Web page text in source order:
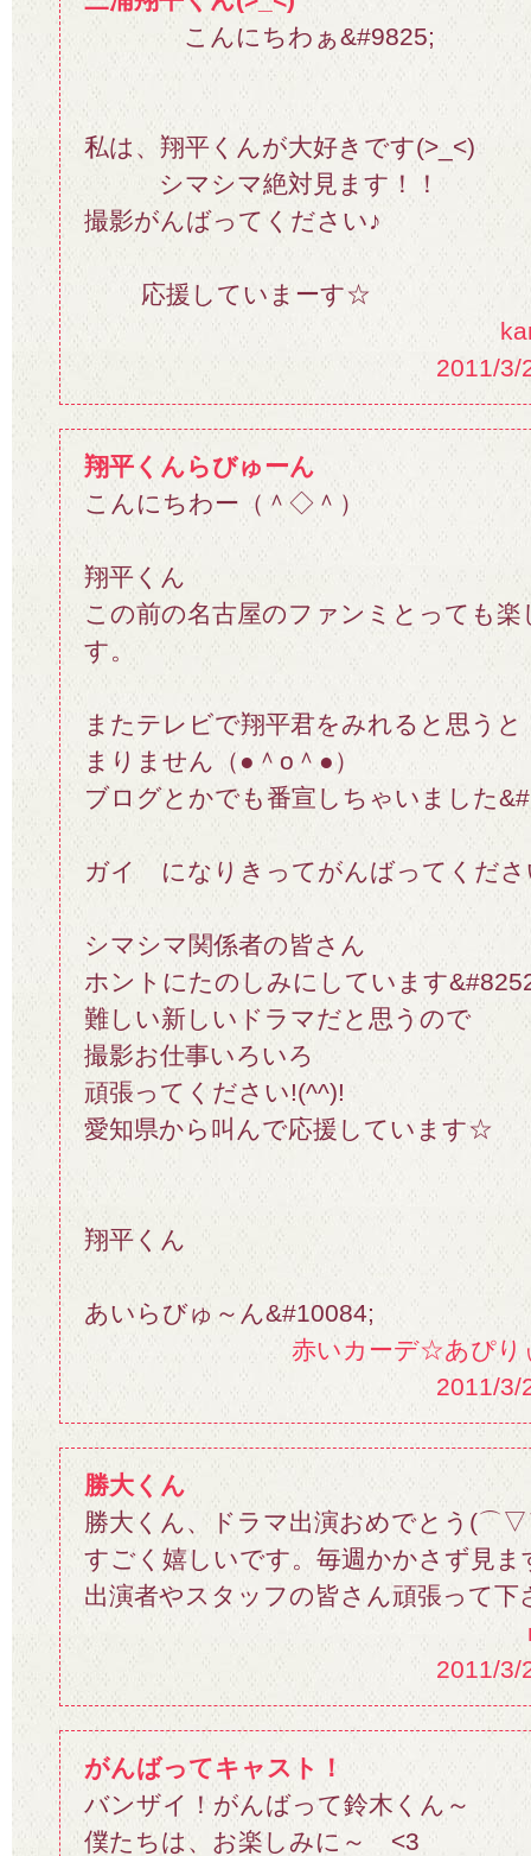
こんにちわぁ&#9825;
私は、翔平くんが大好きです(>_<)
シマシマ絶対見ます！！
撮影がんばってください♪
応援していまーす☆
2011/3/
翔平くんらびゅーん
こんにちわー（＾◇＾）
翔平くん
この前の名古屋のファンミとっても楽
す。
またテレビで翔平君をみれると思う
まりません（●＾o＾●）
ブログとかでも番宣しちゃいました
ガイ になりきってがんばってくださ
シマシマ関係者の皆さん
ホントにたのしみにしています
難しい新しいドラマだと思うので
撮影お仕事いろいろ
頑張ってください!(^^)!
愛知県から叫んで応援しています☆
翔平くん
あいらびゅ～ん&#10084;
赤いカーデ☆あぴり
2011/3/
勝大くん
勝大くん、ドラマ出演おめでとう
すごく嬉しいです。毎週かかさず見ま
出演者やスタッフの皆さん頑張って下
2011/3/
がんばってキャスト！
バンザイ！がんばって鈴木くん～
僕たちは、お楽しみに～ <3